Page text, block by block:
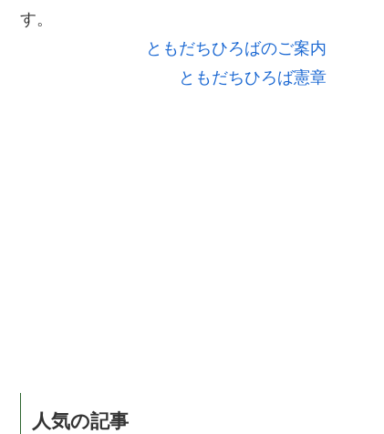
す。
ともだちひろばのご案内
ともだちひろば憲章
人気の記事